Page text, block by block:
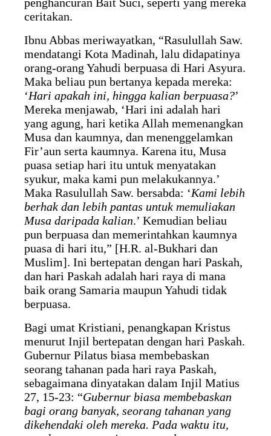
ceritakan.
Ibnu Abbas meriwayatkan, “Rasulullah Saw.
mendatangi Kota Madinah, lalu didapatinya
orang-orang Yahudi berpuasa di Hari Asyura.
Maka beliau pun bertanya kepada mereka:
‘Hari apakah ini, hingga kalian berpuasa?’
Mereka menjawab, ‘Hari ini adalah hari
yang agung, hari ketika Allah memenangkan
Musa dan kaumnya, dan menenggelamkan
Fir’aun serta kaumnya. Karena itu, Musa
puasa setiap hari itu untuk menyatakan
syukur, maka kami pun melakukannya.’
Maka Rasulullah Saw. bersabda: ‘Kami lebih
berhak dan lebih pantas untuk memuliakan
Musa daripada kalian.’ Kemudian beliau
pun berpuasa dan memerintahkan kaumnya
puasa di hari itu,” [H.R. al-Bukhari dan
Muslim]. Ini bertepatan dengan hari Paskah,
dan hari Paskah adalah hari raya di mana
baik orang Samaria maupun Yahudi tidak
berpuasa.
Bagi umat Kristiani, penangkapan Kristus
menurut Injil bertepatan dengan hari Paskah.
Gubernur Pilatus biasa membebaskan
seorang tahanan pada hari raya Paskah,
sebagaimana dinyatakan dalam Injil Matius
27, 15-23: “Gubernur biasa membebaskan
bagi orang banyak, seorang tahanan yang
dikehendaki oleh mereka. Pada waktu itu,